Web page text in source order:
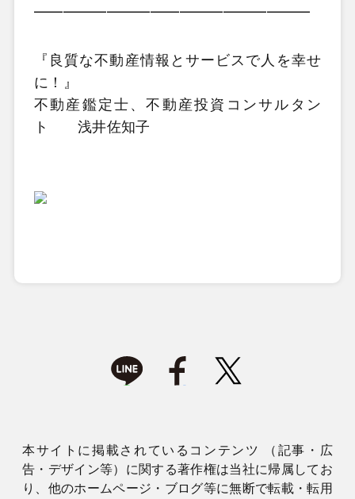
━━━━━━━━━━━━━━━━━━━
『良質な不動産情報とサービスで人を幸せ
に！』
不動産鑑定士、不動産投資コンサルタン
ト 浅井佐知子
本サイトに掲載されているコンテンツ （記事・広
告・デザイン等）に関する著作権は当社に帰属してお
り、他のホームページ・ブログ等に無断で転載・転用